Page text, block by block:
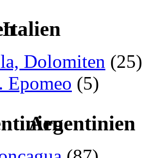
Dolomiten (25)
Epomeo (5)
Argentinien